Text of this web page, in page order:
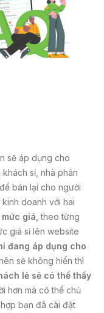
sẽ áp dụng cho
sỉ, nhà phân
bán lại cho người
doanh với hai
giá, theo từng
giá sỉ lên website
đang áp dụng cho
sẽ không hiển thì
lẻ sẽ có thể thấy
hơn mà có thể chủ
bạn đã cài đặt